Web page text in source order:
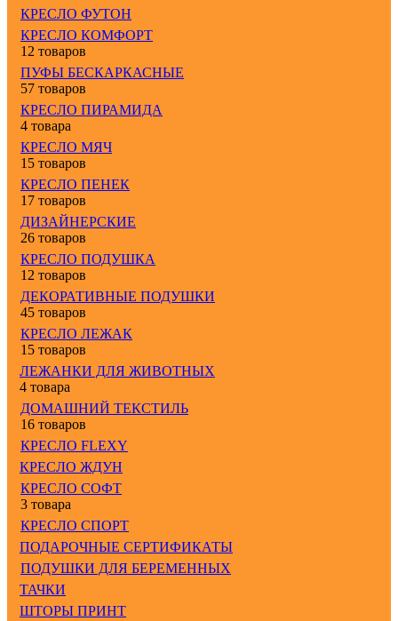
КРЕСЛО ФУТОН
КРЕСЛО КОМФОРТ
12 товаров
ПУФЫ БЕСКАРКАСНЫЕ
57 товаров
КРЕСЛО ПИРАМИДА
4 товара
КРЕСЛО МЯЧ
15 товаров
КРЕСЛО ПЕНЕК
17 товаров
ДИЗАЙНЕРСКИЕ
26 товаров
КРЕСЛО ПОДУШКА
12 товаров
ДЕКОРАТИВНЫЕ ПОДУШКИ
45 товаров
КРЕСЛО ЛЕЖАК
15 товаров
ЛЕЖАНКИ ДЛЯ ЖИВОТНЫХ
4 товара
ДОМАШНИЙ ТЕКСТИЛЬ
16 товаров
КРЕСЛО FLEXY
КРЕСЛО ЖДУН
КРЕСЛО СОФТ
3 товара
КРЕСЛО СПОРТ
ПОДАРОЧНЫЕ СЕРТИФИКАТЫ
ПОДУШКИ ДЛЯ БЕРЕМЕННЫХ
ТАЧКИ
ШТОРЫ ПРИНТ